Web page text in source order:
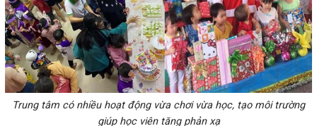
Trung tâm có nhiều hoạt động vừa chơi vừa học, tạo môi trường
giúp học viên tăng phản xạ